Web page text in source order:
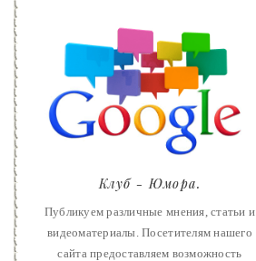
ЗВЕЗДЫ
ART
ФАНТАСТИКА
КОНТАКТЫ
РЕКЛАМА У НАС
Клуб - Юмора.
Публикуем различные мнения, статьи и
видеоматериалы. Посетителям нашего
сайта предоставляем возможность